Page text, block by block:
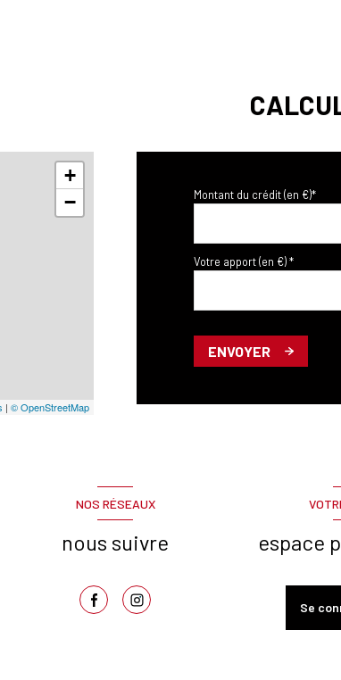
+
−
| © OpenStreetMap
Montant du crédit (en €)*
Votre apport (en €) *
ENVOYER
NOS RÉSEAUX
nous suivre espace
Se